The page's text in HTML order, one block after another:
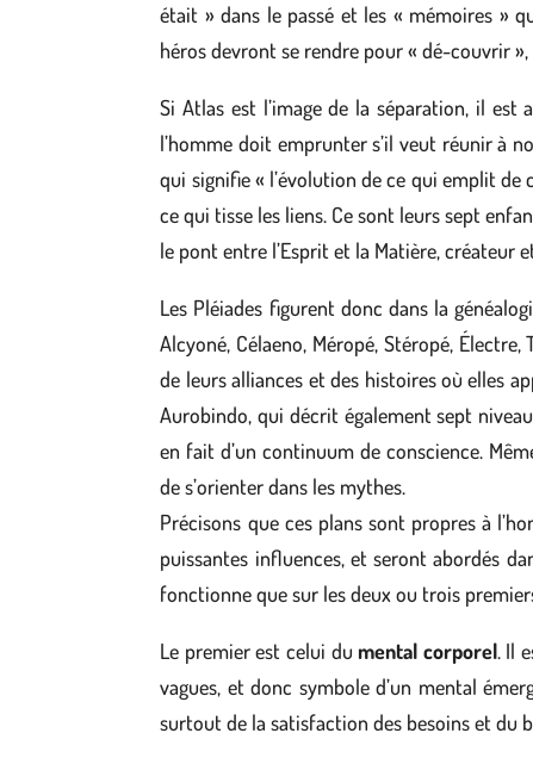
était » dans le passé et les « mémoires »
héros devront se rendre pour « dé-couvrir
Si Atlas est l’image de la séparation, il
l’homme doit emprunter s’il veut réunir à
qui signifie « l’évolution de ce qui emplit de
ce qui tisse les liens. Ce sont leurs sept
le pont entre l’Esprit et la Matière, créateur
Les Pléiades figurent donc dans la
Alcyoné, Célaeno, Méropé, Stéropé,
de leurs alliances et des histoires où elles
Aurobindo, qui décrit également sept
en fait d’un continuum de conscience.
de s’orienter dans les mythes.
Précisons que ces plans sont propres à
puissantes influences, et seront abordés
fonctionne que sur les deux ou trois
Le premier est celui du mental corporel. Il
vagues, et donc symbole d’un mental
surtout de la satisfaction des besoins et du